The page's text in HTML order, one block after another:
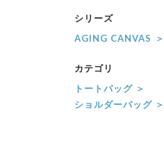
シリーズ
AGING CANVAS ＞
カテゴリ
トートバッグ ＞
ショルダーバッグ ＞